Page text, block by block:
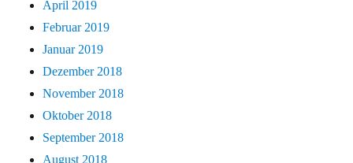
April 2019
Februar 2019
Januar 2019
Dezember 2018
November 2018
Oktober 2018
September 2018
August 2018